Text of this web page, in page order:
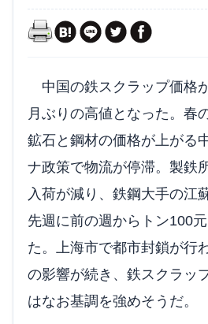
中国の鉄スクラップ価格
月ぶりの高値となった。春
鉱石と鋼材の価格が上がる
ナ政策で物流が停滞。製鉄
入荷が減り、鉄鋼大手の江
先週に前の週からトン100
た。上海市で都市封鎖が行
の影響が続き、鉄スクラッ
はなお基調を強めそうだ。